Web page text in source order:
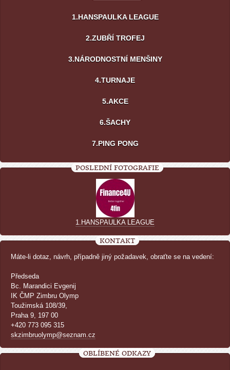
1.HANSPAULKA LEAGUE
2.ZUBŘÍ TROFEJ
3.NÁRODNOSTNÍ MENŠINY
4.TURNAJE
5.AKCE
6.ŠACHY
7.PING PONG
POSLEDNÍ FOTOGRAFIE
1.HANSPAULKA LEAGUE
KONTAKT
Máte-li dotaz, návrh, případně jiný požadavek, obraťte se na vedení:
Předseda
Bc. Marandici Evgenij
IK ČMP Zimbru Olymp
Toužimská 108/39,
Praha 9, 197 00
+420 773 095 315
skzimbruolymp@seznam.cz
OBLÍBENÉ ODKAZY